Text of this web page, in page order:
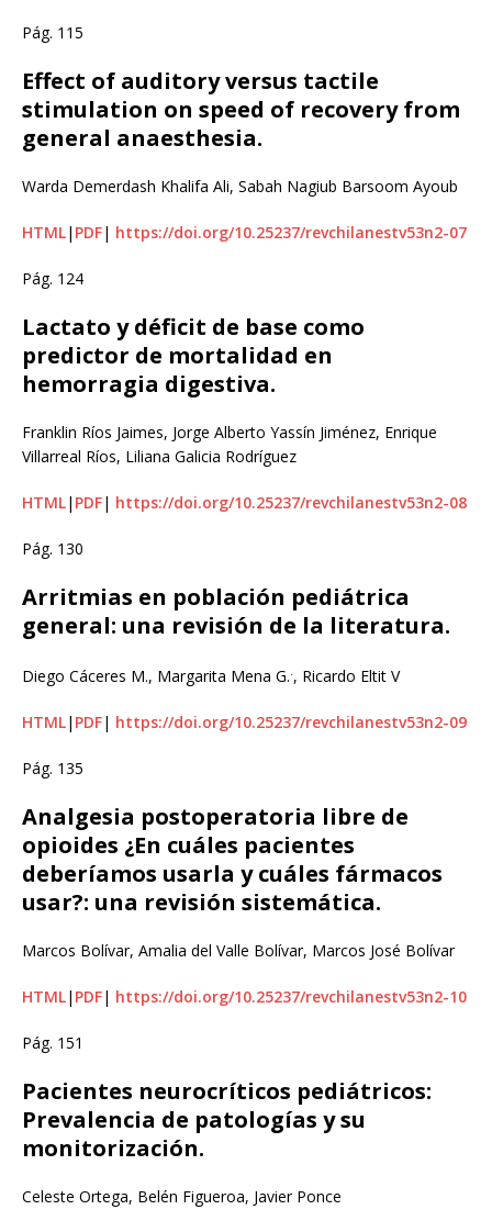
Pág. 115
Effect of auditory versus tactile
stimulation on speed of recovery from
general anaesthesia.
Warda Demerdash Khalifa Ali, Sabah Nagiub Barsoom Ayoub
HTML| PDF| https://doi.org/10.25237/revchilanestv53n2-07
Pág. 124
Lactato y déficit de base como
predictor de mortalidad en
hemorragia digestiva.
Franklin Ríos Jaimes, Jorge Alberto Yassín Jiménez, Enrique
Villarreal Ríos, Liliana Galicia Rodríguez
HTML| PDF| https://doi.org/10.25237/revchilanestv53n2-08
Pág. 130
Arritmias en población pediátrica
general: una revisión de la literatura.
Diego Cáceres M., Margarita Mena G.., Ricardo Eltit V
HTML| PDF| https://doi.org/10.25237/revchilanestv53n2-09
Pág. 135
Analgesia postoperatoria libre de
opioides ¿En cuáles pacientes
deberíamos usarla y cuáles fármacos
usar?: una revisión sistemática.
Marcos Bolívar, Amalia del Valle Bolívar, Marcos José Bolívar
HTML| PDF| https://doi.org/10.25237/revchilanestv53n2-10
Pág. 151
Pacientes neurocríticos pediátricos:
Prevalencia de patologías y su
monitorización.
Celeste Ortega, Belén Figueroa, Javier Ponce